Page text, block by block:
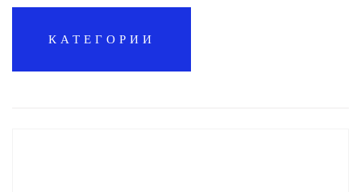
КАТЕГОРИИ